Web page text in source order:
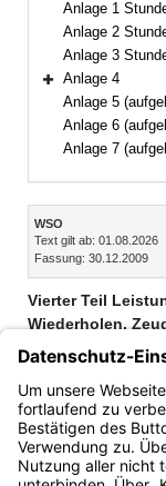
Anlage 1
Anlage 2
Anlage 3
Bereich erweitern
Anlage 4
Anlage 5
Anlage 6
Anlage 7
Inhalt
WSO
Text gilt ab: 01.08.2026
Fassung: 30.12.2009
Vierter Teil
Wiederholen,
Abschnitt 1
Abschnitt 2
Abschnitt 3
Bayern.de